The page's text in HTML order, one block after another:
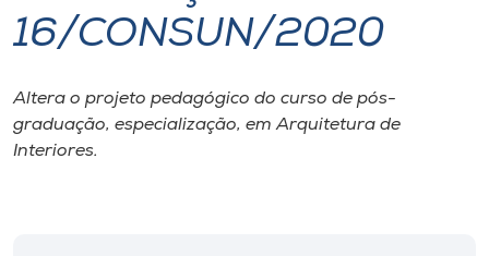
I.nova
Diplomados
16/CONSUN/2020
Altera o projeto pedagógico do curso de pós-
graduação, especialização, em Arquitetura de
Interiores.